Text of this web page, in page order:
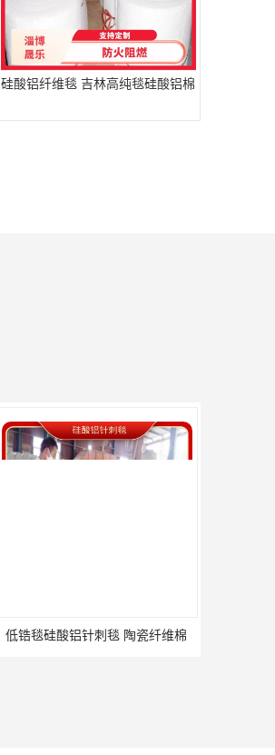
硅酸铝纤维毯 吉林高纯毯硅酸铝棉
低锆毯硅酸铝针刺毯 陶瓷纤维棉